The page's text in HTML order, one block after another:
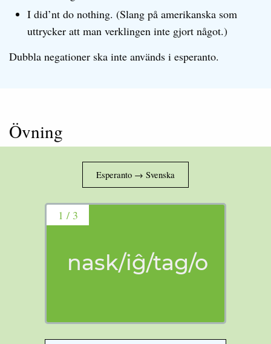
I did’nt do nothing. (Slang på amerikanska som
uttrycker att man verklingen inte gjort något.)
Dubbla negationer ska inte används i esperanto.
Övning
nask/iĝ/tag/o
1 / 3